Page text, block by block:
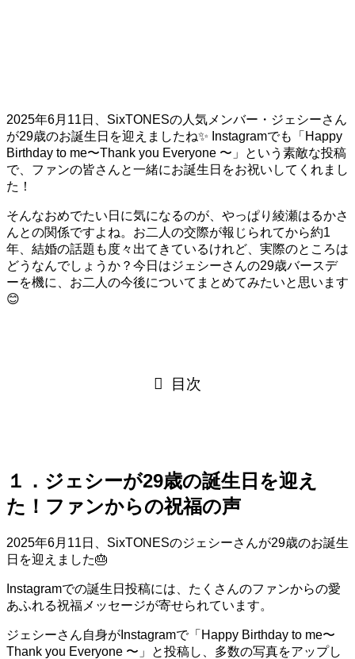
2025年6月11日、SixTONESの人気メンバー・ジェシーさん
が29歳のお誕生日を迎えましたね✨ Instagramでも「Happy
Birthday to me〜Thank you Everyone 〜」という素敵な投稿
で、ファンの皆さんと一緒にお誕生日をお祝いしてくれまし
た！
そんなおめでたい日に気になるのが、やっぱり綾瀬はるかさ
んとの関係ですよね。お二人の交際が報じられてから約1
年、結婚の話題も度々出てきているけれど、実際のところは
どうなんでしょうか？今日はジェシーさんの29歳バースデ
ーを機に、お二人の今後についてまとめてみたいと思います
😊
目次
１．ジェシーが29歳の誕生日を迎え
た！ファンからの祝福の声
2025年6月11日、SixTONESのジェシーさんが29歳のお誕生
日を迎えました🎂
Instagramでの誕生日投稿には、たくさんのファンからの愛
あふれる祝福メッセージが寄せられています。
ジェシーさん自身がInstagramで「Happy Birthday to me〜
Thank you Everyone 〜」と投稿し、多数の写真をアップし